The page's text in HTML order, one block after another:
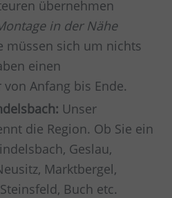
übernehmen
in der Nähe
müssen sich um nichts
einen
Anfang bis Ende.
Unser
die Region. Ob Sie ein
Geslau,
Marktbergel,
Buch etc.